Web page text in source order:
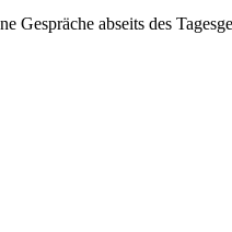
abseits des